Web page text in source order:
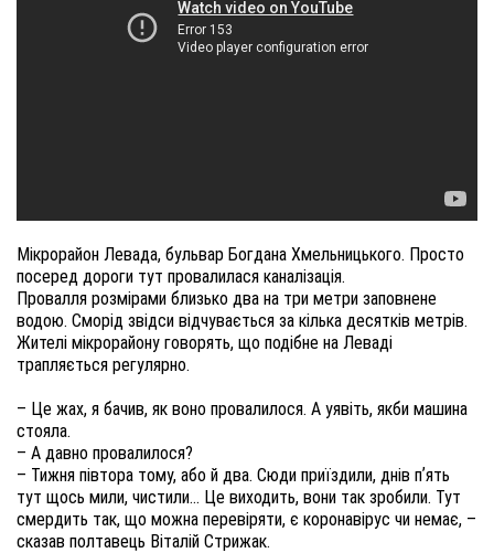
Мікрорайон Левада, бульвар Богдана Хмельницького. Просто
посеред дороги тут провалилася каналізація.
Провалля розмірами близько два на три метри заповнене
водою. Сморід звідси відчувається за кілька десятків метрів.
Жителі мікрорайону говорять, що подібне на Леваді
трапляється регулярно.
– Це жах, я бачив, як воно провалилося. А уявіть, якби машина
стояла.
– А давно провалилося?
– Тижня півтора тому, або й два. Сюди приїздили, днів пʼять
тут щось мили, чистили... Це виходить, вони так зробили. Тут
смердить так, що можна перевіряти, є коронавірус чи немає, –
сказав полтавець Віталій Стрижак.